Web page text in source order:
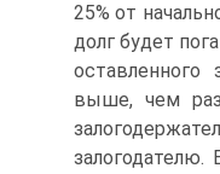
25% от
долг будет
выше, чем
залогодателю.